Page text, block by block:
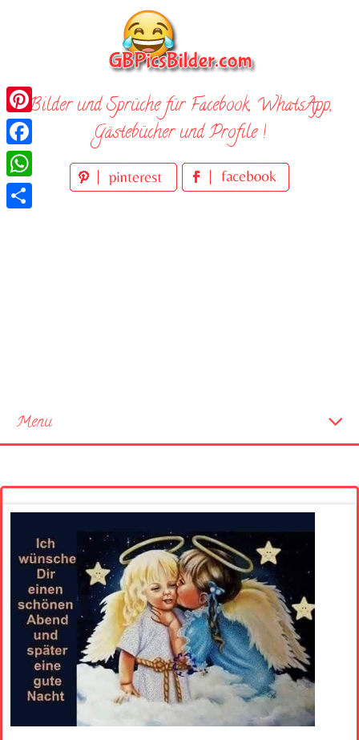
Bilder und Sprüche für Facebook, WhatsApp,
Gästebücher und Profile !
Menu
Pinterest
Facebook
WhatsApp